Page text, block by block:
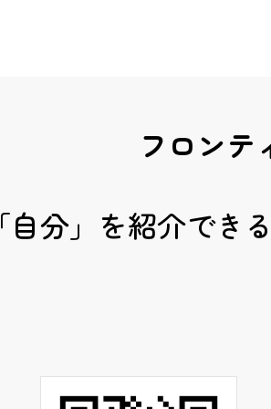
フロンテ
「自分」を紹介でき